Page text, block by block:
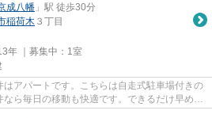
成八幡 」駅 徒歩30分
稲荷木 ３丁目
年 ｜募集中： 1室
アパートです。こちらは自走式駐車場付きの
ら毎日の移動も快適です。できるだけ早めに